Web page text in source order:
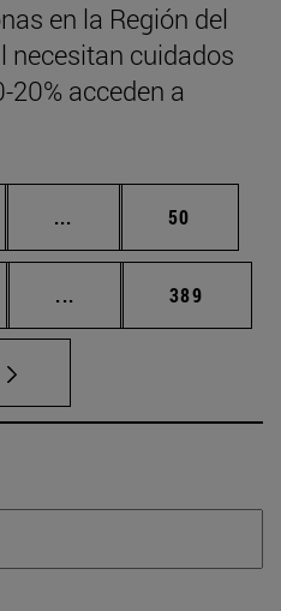
en la Región del
necesitan cuidados
acceden a
... Páginas intermedias
Página
50
... Páginas intermedias
Página
389